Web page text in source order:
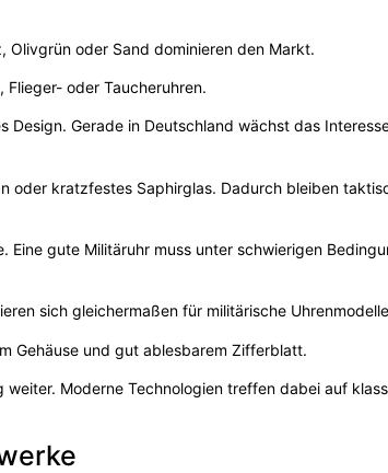
Olivgrün oder Sand dominieren den Markt.
Flieger- oder Taucheruhren.
Gerade in Deutschland wächst das
oder kratzfestes Saphirglas. Dadurch bleiben
gute Militäruhr muss unter schwierigen
sich gleichermaßen für militärische
Gehäuse und gut ablesbarem Zifferblatt.
Moderne Technologien treffen dabei auf